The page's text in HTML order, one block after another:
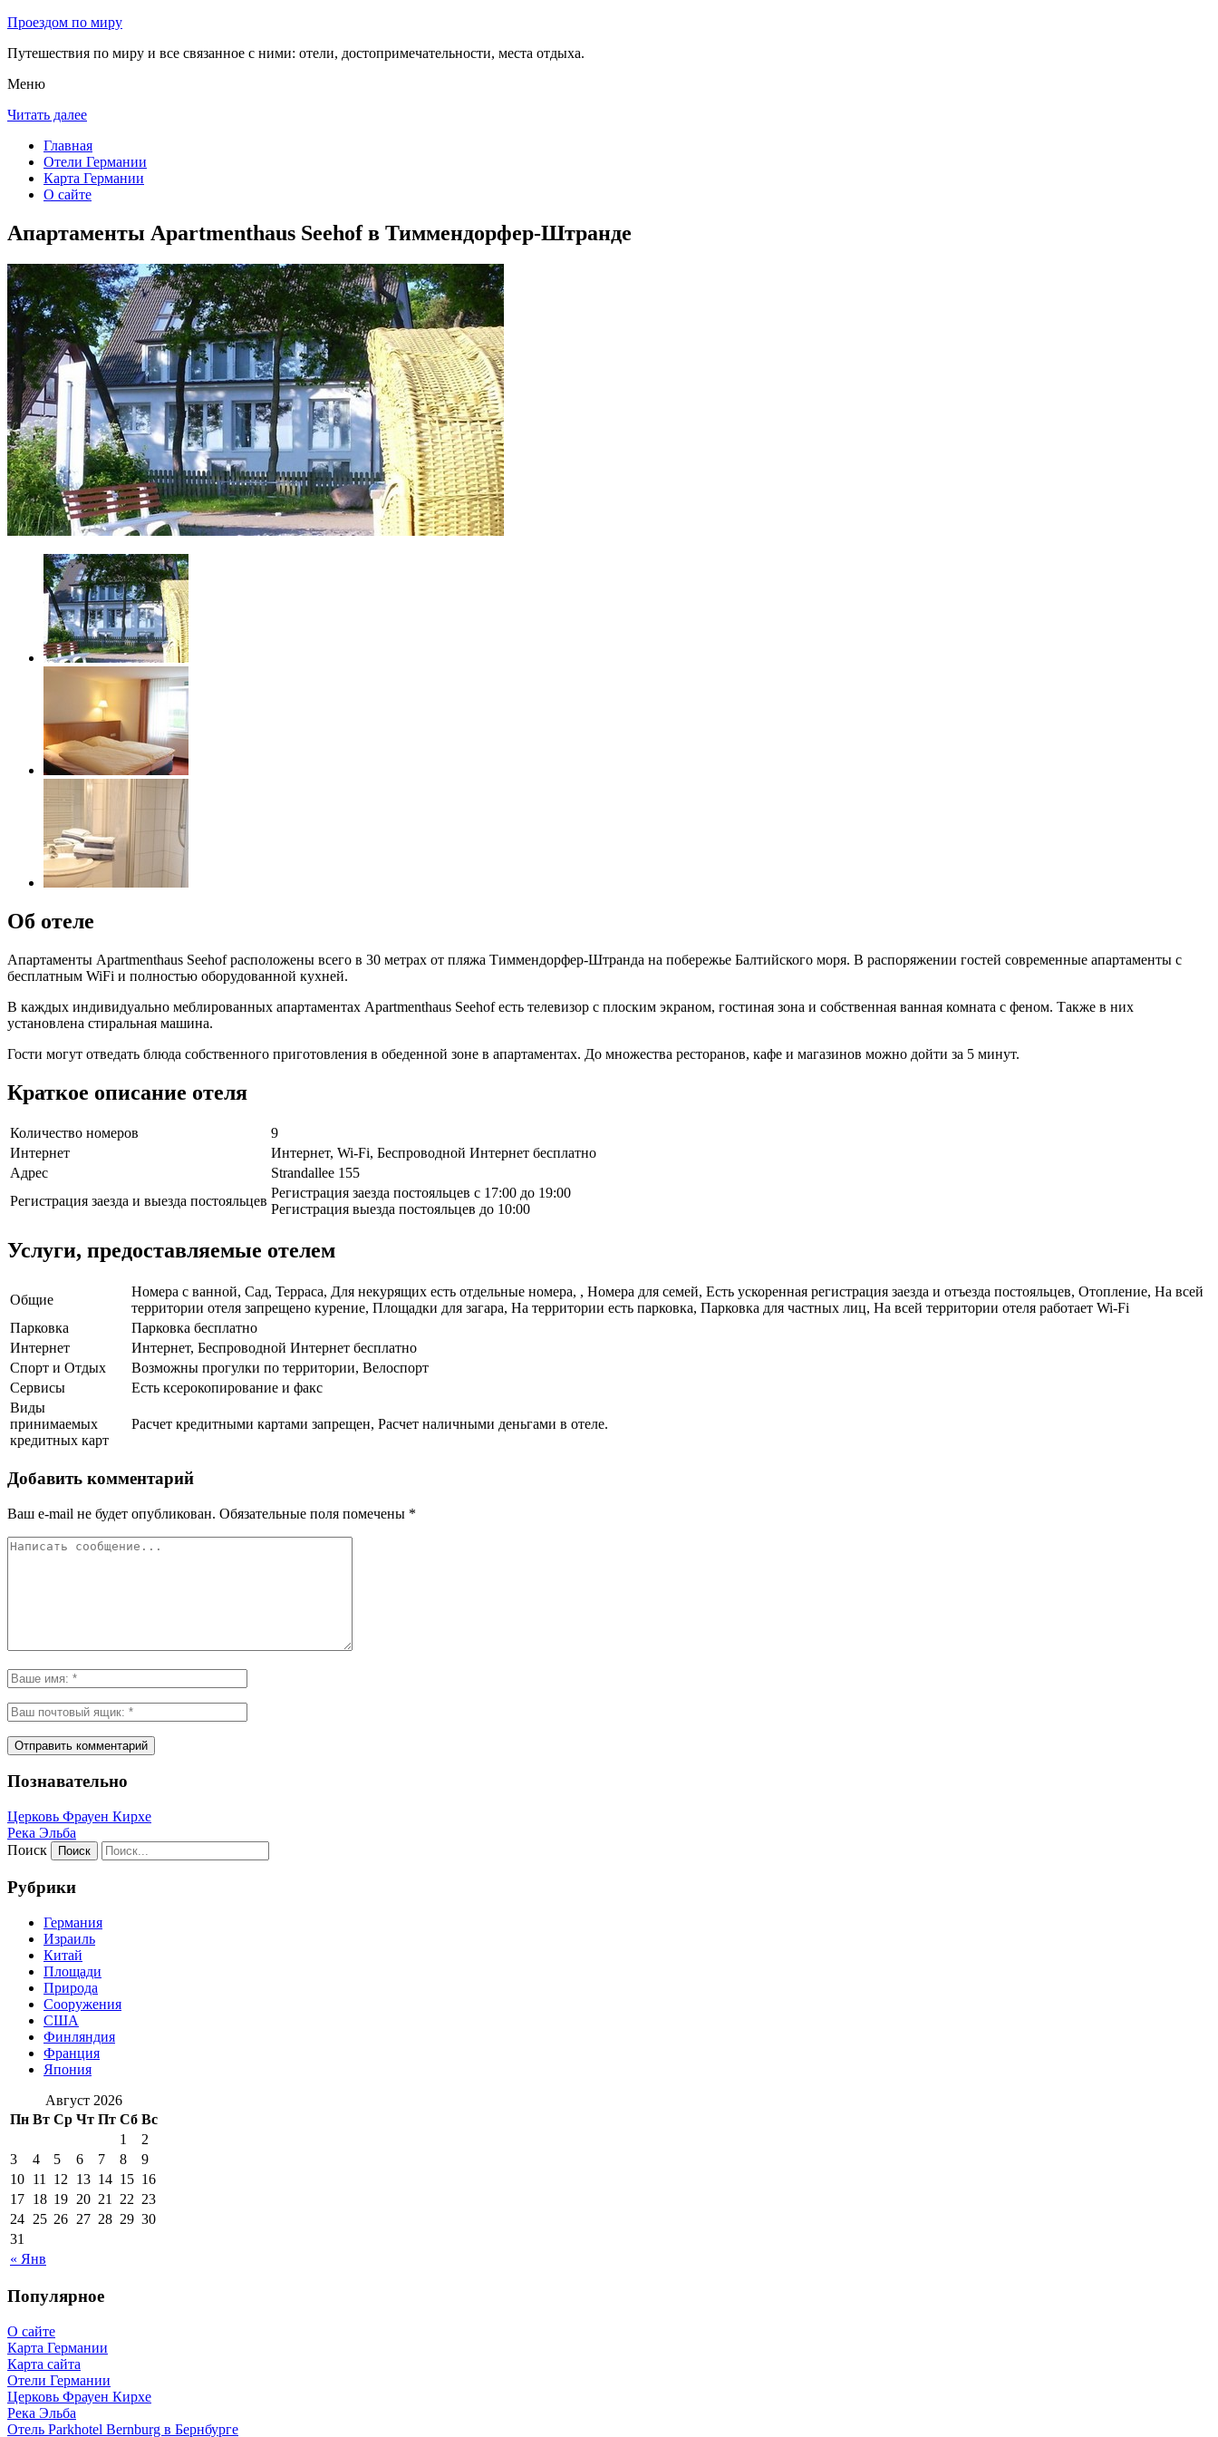
Проездом по миру
Путешествия по миру и все связанное с ними: отели, достопримечательности, места отдыха.
Меню
Читать далее
Главная
Отели Германии
Карта Германии
О сайте
Апартаменты Apartmenthaus Seehof в Тиммендорфер-Штранде
Об отеле
Апартаменты Apartmenthaus Seehof расположены всего в 30 метрах от пляжа Тиммендорфер-Штранда на побережье Балтийского моря. В распоряжении гостей современные апартаменты с
бесплатным WiFi и полностью оборудованной кухней.
В каждых индивидуально меблированных апартаментах Apartmenthaus Seehof есть телевизор с плоским экраном, гостиная зона и собственная ванная комната с феном. Также в них
установлена стиральная машина.
Гости могут отведать блюда собственного приготовления в обеденной зоне в апартаментах. До множества ресторанов, кафе и магазинов можно дойти за 5 минут.
Краткое описание отеля
Количество номеров
9
Интернет
Интернет, Wi-Fi, Беспроводной Интернет бесплатно
Адрес
Strandallee 155
Регистрация заезда и выезда постояльцев
Регистрация заезда постояльцев с 17:00 до 19:00
Регистрация выезда постояльцев до 10:00
Услуги, предоставляемые отелем
Общие
Номера с ванной, Сад, Терраса, Для некурящих есть отдельные номера, , Номера для семей, Есть ускоренная регистрация заезда и отъезда постояльцев, Отопление, На всей
территории отеля запрещено курение, Площадки для загара, На территории есть парковка, Парковка для частных лиц, На всей территории отеля работает Wi-Fi
Парковка
Парковка бесплатно
Интернет
Интернет, Беспроводной Интернет бесплатно
Спорт и Отдых
Возможны прогулки по территории, Велоспорт
Сервисы
Есть ксерокопирование и факс
Виды
принимаемых
кредитных карт
Расчет кредитными картами запрещен, Расчет наличными деньгами в отеле.
Добавить комментарий
Ваш e-mail не будет опубликован. Обязательные поля помечены *
Познавательно
Церковь Фрауен Кирхе
Река Эльба
Поиск
Рубрики
Германия
Израиль
Китай
Площади
Природа
Сооружения
США
Финляндия
Франция
Япония
Август 2026
Пн Вт Ср Чт Пт Сб Вс
« Янв
1
2
3
4 5 6 7 8
9
10 11 12 13 14 15 16
17 18 19 20 21 22 23
24 25 26 27 28 29 30
31
Популярное
О сайте
Карта Германии
Карта сайта
Отели Германии
Церковь Фрауен Кирхе
Река Эльба
Отель Parkhotel Bernburg в Бернбурге